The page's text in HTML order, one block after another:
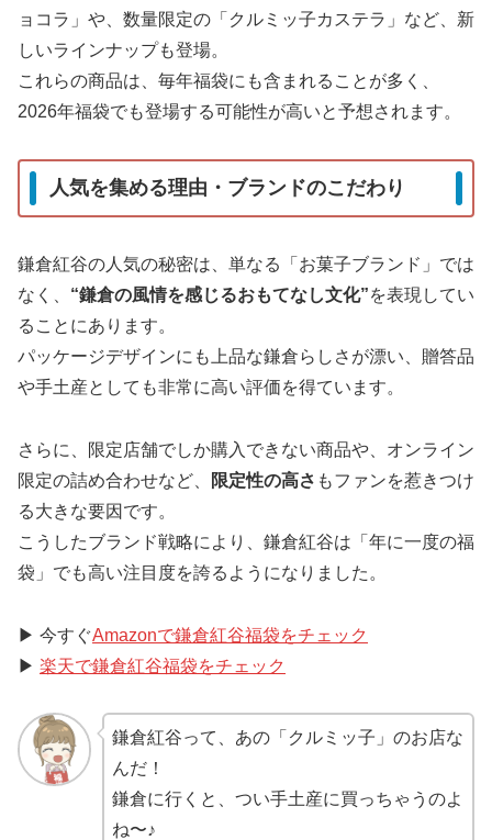
ョコラ」や、数量限定の「クルミッ子カステラ」など、新
しいラインナップも登場。
これらの商品は、毎年福袋にも含まれることが多く、
2026年福袋でも登場する可能性が高いと予想されます。
人気を集める理由・ブランドのこだわり
鎌倉紅谷の人気の秘密は、単なる「お菓子ブランド」では
なく、 “鎌倉の風情を感じるおもてなし文化”を表現してい
ることにあります。
パッケージデザインにも上品な鎌倉らしさが漂い、贈答品
や手土産としても非常に高い評価を得ています。
さらに、限定店舗でしか購入できない商品や、オンライン
限定の詰め合わせなど、
限定性の高さ もファンを惹きつけ
る大きな要因です。
こうしたブランド戦略により、鎌倉紅谷は「年に一度の福
袋」でも高い注目度を誇るようになりました。
▶ 今すぐAmazonで鎌倉紅谷福袋をチェック
▶ 楽天で鎌倉紅谷福袋をチェック
鎌倉紅谷って、あの「クルミッ子」のお店な
んだ！
鎌倉に行くと、つい手土産に買っちゃうのよ
ね〜♪